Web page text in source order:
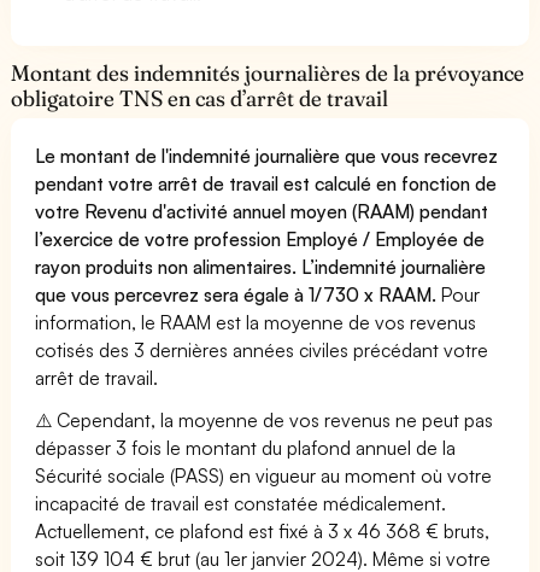
Montant des indemnités journalières de la prévoyance
obligatoire TNS en cas d’arrêt de travail
Le montant de l'indemnité journalière que vous recevrez
pendant votre arrêt de travail est calculé en fonction de
votre Revenu d'activité annuel moyen (RAAM) pendant
l’exercice de votre profession Employé / Employée de
rayon produits non alimentaires. L’indemnité journalière
que vous percevrez sera égale à 1/730 x RAAM. Pour
information, le RAAM est la moyenne de vos revenus
cotisés des 3 dernières années civiles précédant votre
arrêt de travail.
⚠️ Cependant, la moyenne de vos revenus ne peut pas
dépasser 3 fois le montant du plafond annuel de la
Sécurité sociale (PASS) en vigueur au moment où votre
incapacité de travail est constatée médicalement.
Actuellement, ce plafond est fixé à 3 x 46 368 € bruts,
soit 139 104 € brut (au 1er janvier 2024). Même si votre